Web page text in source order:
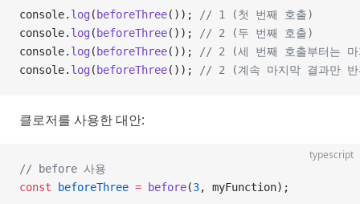
console. log ( beforeThree());
// 1 (첫 번째 호출)
console. log ( beforeThree());
// 2 (두 번째 호출)
console. log ( beforeThree());
// 2 (세 번째 호출부터는 마
console. log ( beforeThree()); // 2 (계속 마지막 결과만
클로저를 사용한 대안:
typescript
// before 사용
const beforeThree = before(3, myFunction);